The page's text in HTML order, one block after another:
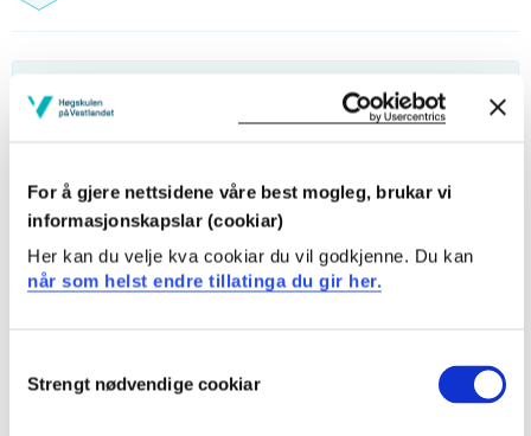
For å gjere nettsidene våre best mogleg, brukar vi
informasjonskapslar (cookiar)
Her kan du velje kva cookiar du vil godkjenne. Du kan
når som helst endre tillatinga du gir her.
Selection
Strengt nødvendige cookiar
Inngår i:
Innvekslingsstudent - FHS - Sogndal